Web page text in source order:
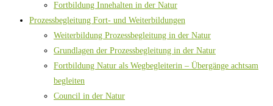
Fortbildung Innehalten in der Natur
Prozessbegleitung Fort- und Weiterbildungen
Weiterbildung Prozessbegleitung in der Natur
Grundlagen der Prozessbegleitung in der Natur
Fortbildung Natur als Wegbegleiterin – Übergänge achtsam
begleiten
Council in der Natur